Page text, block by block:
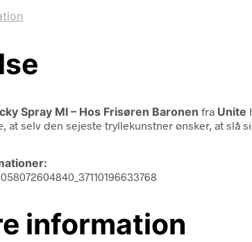
Spray Ml – Hos Frisøren Baronen fra Unite
at selv den sejeste tryllekunstner ønsker, at slå
information